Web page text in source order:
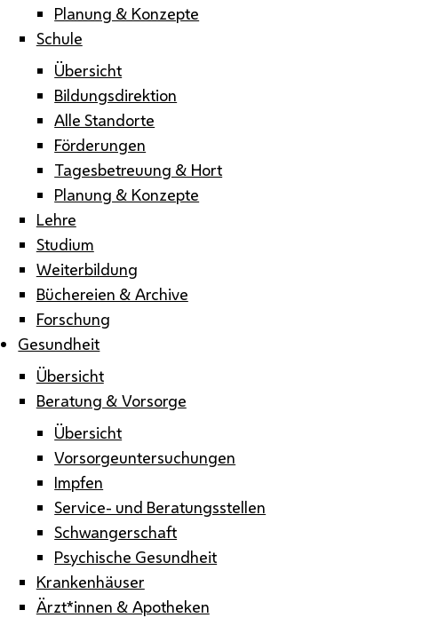
Planung & Konzepte
Schule
Übersicht
Bildungsdirektion
Alle Standorte
Förderungen
Tagesbetreuung & Hort
Planung & Konzepte
Lehre
Studium
Weiterbildung
Büchereien & Archive
Forschung
Gesundheit
Übersicht
Beratung & Vorsorge
Übersicht
Vorsorgeuntersuchungen
Impfen
Service- und Beratungsstellen
Schwangerschaft
Psychische Gesundheit
Krankenhäuser
Ärzt*innen & Apotheken